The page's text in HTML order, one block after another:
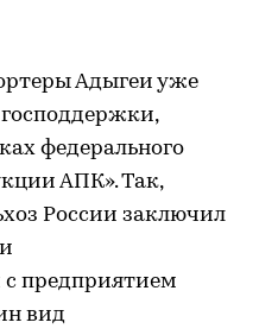
Адыгеи уже
федерального
АПК». Так,
России заключил
с предприятием
вид